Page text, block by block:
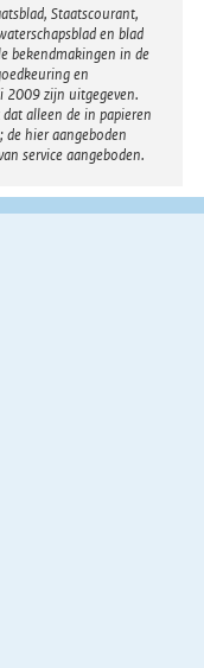
Staatscourant,
en blad
bekendmakingen in de
en
2009 zijn uitgegeven.
alleen de in papieren
hier aangeboden
service aangeboden.